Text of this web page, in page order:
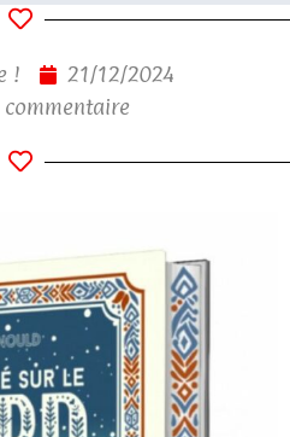
!
21/12/2024
commentaire